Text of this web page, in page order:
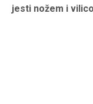
jesti nožem i